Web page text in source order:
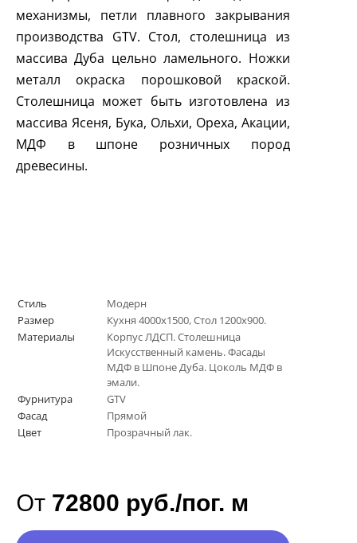
механизмы, петли плавного закрывания
производства GTV. Стол, столешница из
массива Дуба цельно ламельного. Ножки
металл окраска порошковой краской.
Столешница может быть изготовлена из
массива Ясеня, Бука, Ольхи, Ореха, Акации,
МДФ в шпоне розничных пород
древесины.
Стиль
Модерн
Размер
Кухня 4000х1500, Стол 1200х900.
Материалы
Корпус ЛДСП. Столешница
Искусственный камень. Фасады
МДФ в Шпоне Дуба. Цоколь МДФ в
эмали.
Фурнитура
GTV
Фасад
Прямой
Цвет
Прозрачный лак.
От 72800 руб./пог. м